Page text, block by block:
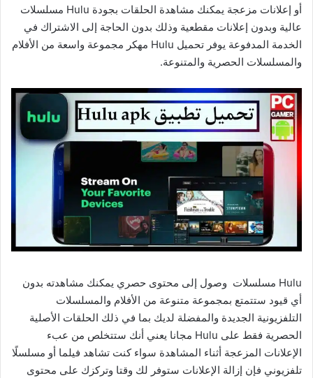
أو إعلانات مزعجة يمكنك مشاهدة الحلقات بجودة Hulu مسلسلات
عالية وبدون إعلانات مقطعية وذلك بدون الحاجة إلى الاشتراك في
الخدمة المدفوعة يوفر تحميل Hulu مهكر مجموعة واسعة من الأفلام
والمسلسلات الحصرية والمتنوعة.
Hulu مسلسلات وصول إلى محتوى حصري يمكنك مشاهدته بدون
أي قيود ستتمتع بمجموعة متنوعة من الأفلام والمسلسلات
التلفزيونية الجديدة والمفضلة لديك بما في ذلك الحلقات الأصلية
الحصرية فقط على Hulu مجانا يعني أنك ستتخلص من عبء
الإعلانات المزعجة أثناء المشاهدة سواء كنت تشاهد فيلما أو مسلسلًا
تلفزيوني فإن إزالة الإعلانات ستوفر لك وقتا وتركزك على محتوى